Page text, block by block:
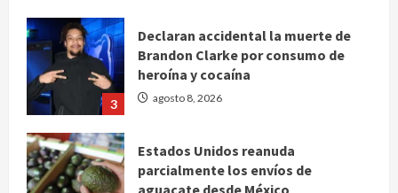
3 agosto 8, 2026
4
Estados Unidos reanuda
agosto 8, 2026